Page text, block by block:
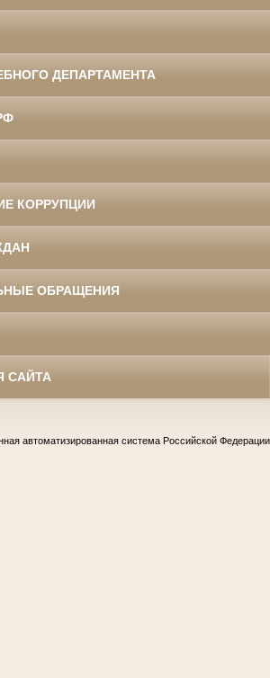
ДЕПАРТАМЕНТА
КОРРУПЦИИ
ОБРАЩЕНИЯ
САЙТА
автоматизированная система Российской